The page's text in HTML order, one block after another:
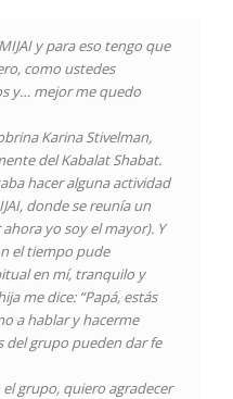
y para eso tengo que
como ustedes
y… mejor me quedo
Karina Stivelman,
del Kabalat Shabat.
hacer alguna actividad
donde se reunía un
yo soy el mayor). Y
el tiempo pude
en mí, tranquilo y
me dice: “Papá, estás
a hablar y hacerme
del grupo pueden dar fe
grupo, quiero agradecer